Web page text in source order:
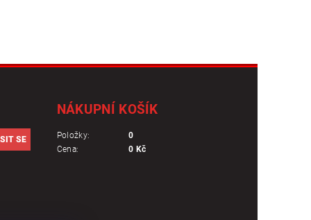
NÁKUPNÍ KOŠÍK
Položky:
Cena:
0
0 Kč